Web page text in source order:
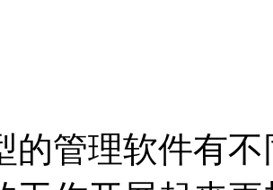
的管理软件有